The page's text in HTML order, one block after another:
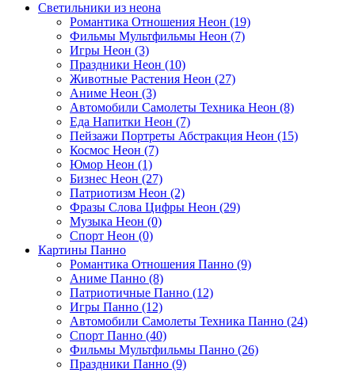
Светильники из неона
Романтика Отношения Неон (19)
Фильмы Мультфильмы Неон (7)
Игры Неон (3)
Праздники Неон (10)
Животные Растения Неон (27)
Аниме Неон (3)
Автомобили Самолеты Техника Неон (8)
Еда Напитки Неон (7)
Пейзажи Портреты Абстракция Неон (15)
Космос Неон (7)
Юмор Неон (1)
Бизнес Неон (27)
Патриотизм Неон (2)
Фразы Слова Цифры Неон (29)
Музыка Неон (0)
Спорт Неон (0)
Картины Панно
Романтика Отношения Панно (9)
Аниме Панно (8)
Патриотичные Панно (12)
Игры Панно (12)
Автомобили Самолеты Техника Панно (24)
Спорт Панно (40)
Фильмы Мультфильмы Панно (26)
Праздники Панно (9)